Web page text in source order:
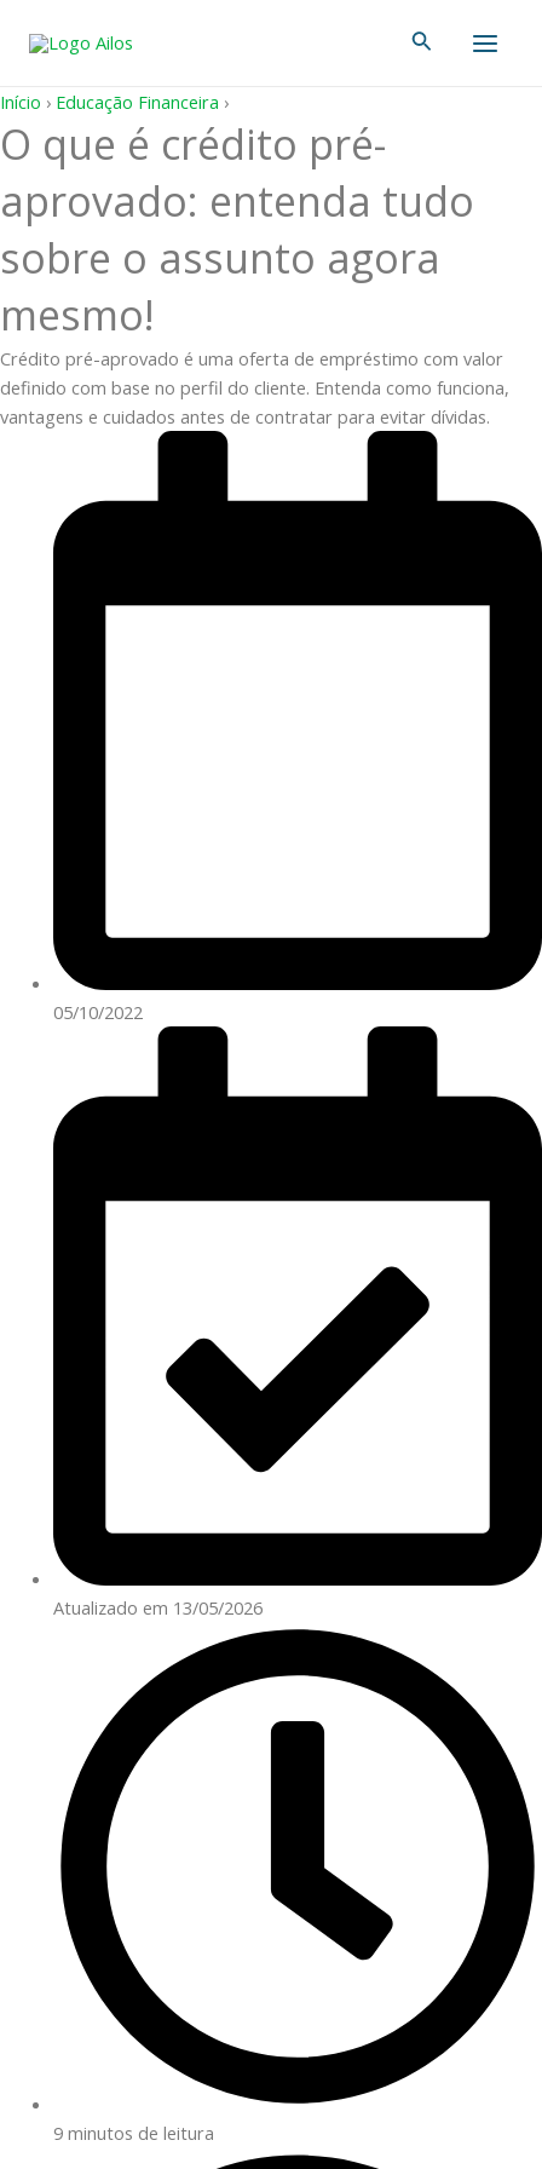
para
conteúdo
Pesquisar
Início › Educação Financeira ›
O que é crédito pré-
aprovado: entenda tudo
sobre o assunto agora
mesmo!
Crédito pré-aprovado é uma oferta de empréstimo com valor
definido com base no perfil do cliente. Entenda como funciona,
vantagens e cuidados antes de contratar para evitar dívidas.
05/10/2022
Atualizado em 13/05/2026
9 minutos de leitura